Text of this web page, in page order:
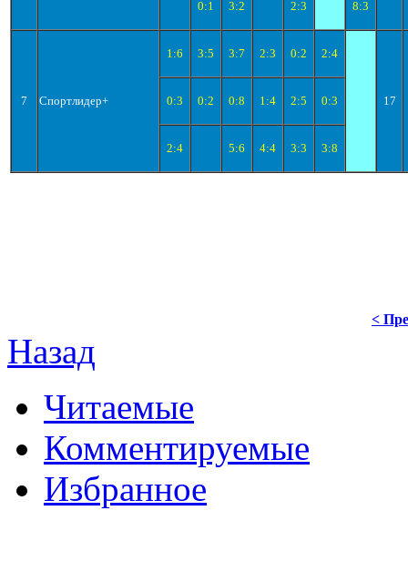
0:1 3:2 2:3 8:3
7 Спортлидер+
1:6 3:5 3:7 2:3 0:2 2:4
17
0:3 0:2 0:8 1:4 2:5 0:3
2:4 5:6 4:4 3:3 3:8
<
Назад
Читаемые
Комментируемые
Избранное